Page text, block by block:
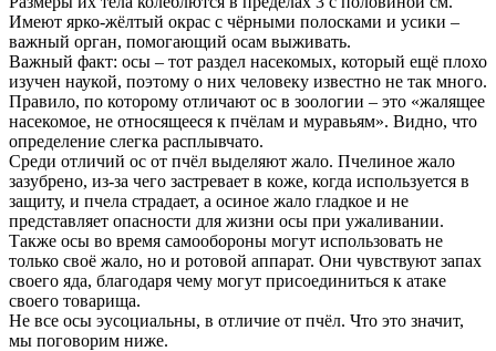
Имеют ярко-жёлтый окрас с чёрными полосками и усики –
важный орган, помогающий осам выживать.
Важный факт: осы – тот раздел насекомых, который ещё плохо
изучен наукой, поэтому о них человеку известно не так много.
Правило, по которому отличают ос в зоологии – это «жалящее
насекомое, не относящееся к пчёлам и муравьям». Видно, что
определение слегка расплывчато.
Среди отличий ос от пчёл выделяют жало. Пчелиное жало
зазубрено, из-за чего застревает в коже, когда используется в
защиту, и пчела страдает, а осиное жало гладкое и не
представляет опасности для жизни осы при ужаливании.
Также осы во время самообороны могут использовать не
только своё жало, но и ротовой аппарат. Они чувствуют запах
своего яда, благодаря чему могут присоединиться к атаке
своего товарища.
Не все осы эусоциальны, в отличие от пчёл. Что это значит,
мы поговорим ниже.